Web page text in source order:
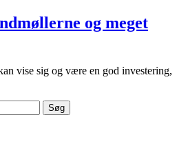
og meget
vise sig og være en god investering,